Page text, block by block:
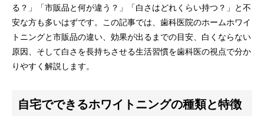
る？」「市販品と何が違う？」「白さはどれくらい持つ？」と不
安な方も多いはずです。この記事では、歯科医院のホームホワイ
トニングと市販品の違い、効果が出るまでの目安、白くならない
原因、そして白さを長持ちさせる生活習慣を歯科医の視点で分か
りやすく解説します。
自宅でできるホワイトニングの種類と特徴